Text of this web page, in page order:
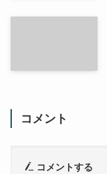
コメント
コメントする